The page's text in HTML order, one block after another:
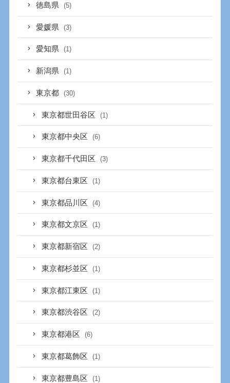
徳島県 (5)
愛媛県 (3)
愛知県 (1)
新潟県 (1)
東京都 (30)
東京都世田谷区 (1)
東京都中央区 (6)
東京都千代田区 (3)
東京都台東区 (1)
東京都品川区 (4)
東京都文京区 (1)
東京都新宿区 (2)
東京都杉並区 (1)
東京都江東区 (1)
東京都渋谷区 (2)
東京都港区 (6)
東京都葛飾区 (1)
東京都豊島区 (1)